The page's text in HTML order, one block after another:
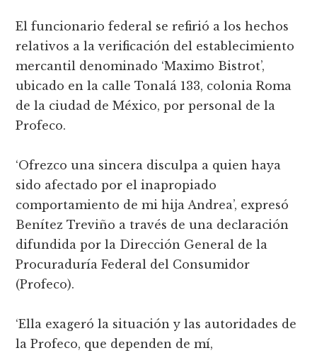
El funcionario federal se refirió a los hechos
relativos a la verificación del establecimiento
mercantil denominado ‘Maximo Bistrot’,
ubicado en la calle Tonalá 133, colonia Roma
de la ciudad de México, por personal de la
Profeco.
‘Ofrezco una sincera disculpa a quien haya
sido afectado por el inapropiado
comportamiento de mi hija Andrea’, expresó
Benítez Treviño a través de una declaración
difundida por la Dirección General de la
Procuraduría Federal del Consumidor
(Profeco).
‘Ella exageró la situación y las autoridades de
la Profeco, que dependen de mí,